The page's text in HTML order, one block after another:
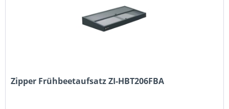
Zipper Frühbeetaufsatz ZI-HBT206FBA